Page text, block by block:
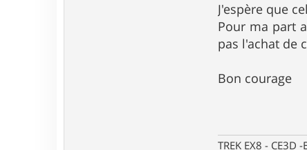
J'espère que
Pour ma part
pas l'achat de
Bon courage
TREK EX8 - CE3D